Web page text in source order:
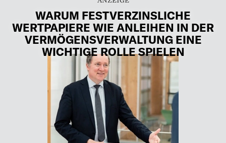
WARUM FESTVERZINSLICHE
WERTPAPIERE WIE ANLEIHEN IN DER
VERMÖGENSVERWALTUNG EINE
WICHTIGE ROLLE SPIELEN